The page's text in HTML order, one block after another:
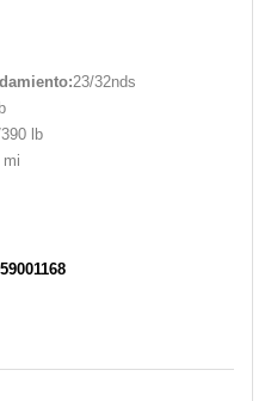
23/32nds
lb
mi